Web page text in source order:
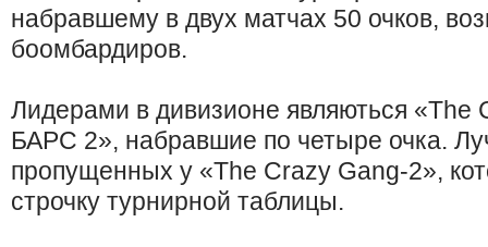
набравшему в двух матчах 50 очков,
боомбардиров.
Лидерами в дивизионе являються «The
БАРС 2», набравшие по четыре очка.
пропущенных у «The Crazy Gang-2»,
строчку турнирной таблицы.